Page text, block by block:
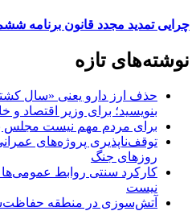
چرایی تمدید مجدد قانون برنامه
نوشته‌های تازه
حذف ارز دارو یعنی «سال
بنویسید؛ برای وزیر اقتصاد و
برای مردم مهم نیست مجلس
توقف‌ناپذیری پروژه‌های
روزهای جنگ
کارکرد سنتی روابط عمومی‌ها
نیست
آتش‌سوزی در منطقه